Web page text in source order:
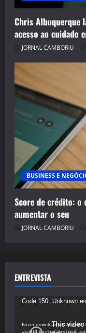
Chris Albuquerque
acesso ao cuidado
JORNAL CAMBORIU
BUSINESS E
Score de crédito: o
aumentar o seu
JORNAL CAMBORIU
ENTREVISTA
Tocador
vídeo
Code 150: Unknown
Fazer download do arquivo: